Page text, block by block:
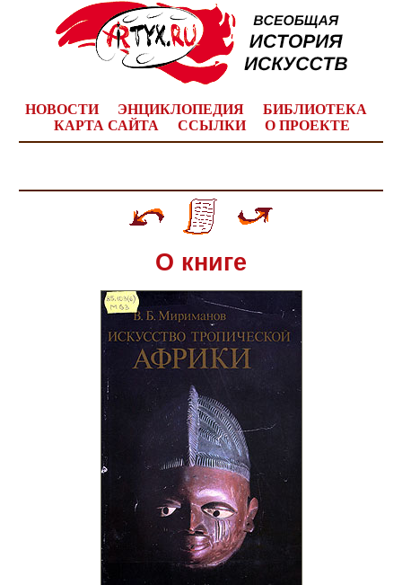
НОВОСТИ ЭНЦИКЛОПЕДИЯ
БИБЛИОТЕКА
КАРТА САЙТА
ССЫЛКИ О ПРОЕКТЕ
О книге